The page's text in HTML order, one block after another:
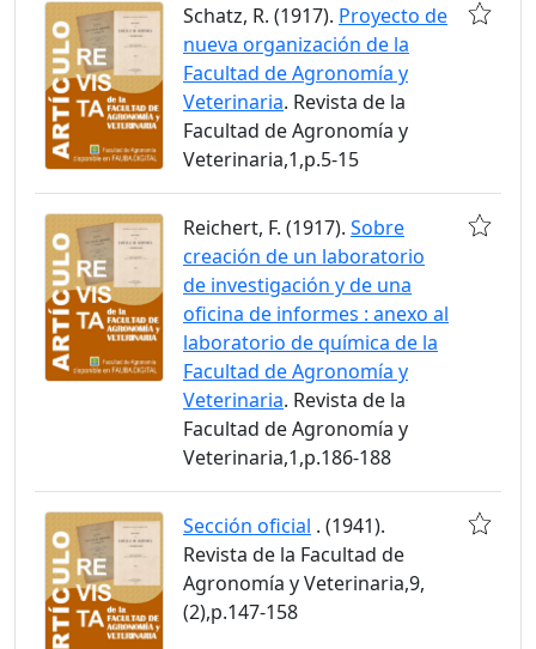
Schatz, R. (1917). Proyecto de
nueva organización de la
Facultad de Agronomía y
Veterinaria. Revista de la
Facultad de Agronomía y
Veterinaria,1,p.5-15
Reichert, F. (1917). Sobre
creación de un laboratorio
de investigación y de una
oficina de informes : anexo al
laboratorio de química de la
Facultad de Agronomía y
Veterinaria. Revista de la
Facultad de Agronomía y
Veterinaria,1,p.186-188
Sección oficial . (1941).
Revista de la Facultad de
Agronomía y Veterinaria,9,
(2),p.147-158